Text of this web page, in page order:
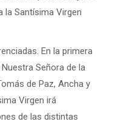
la Santísima Virgen
En la primera
Señora de la
de Paz, Ancha y
Virgen irá
de las distintas